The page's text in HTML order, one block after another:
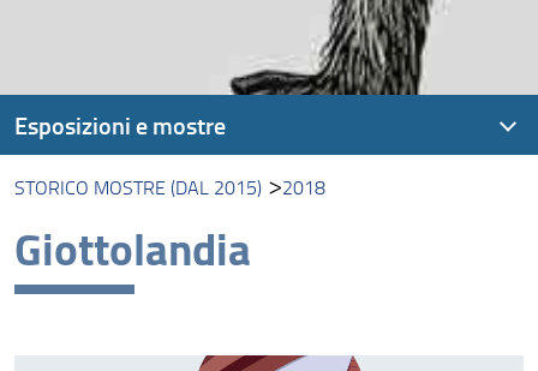
STORICO MOSTRE (DAL 2015) 2018
Giottolandia
Esposizioni e mostre
Storico mostre (dal 2015)
Nelle Foreste di Borneo
Natura Collecta, Natura Exhibita